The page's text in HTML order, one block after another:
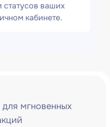
статусов ваших
кабинете.
мгновенных